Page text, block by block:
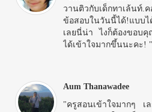
วานติวกับเด็กทาเล้น
ข้อสอบในวันนี้ได้!แบบ
เลยนี่น่า ไงก็ต้องขอบ
ได้เข้าใจมากขึ้นนะคะ! "
Aum Thanawadee
"ครูสอนเข้าใจมากๆ